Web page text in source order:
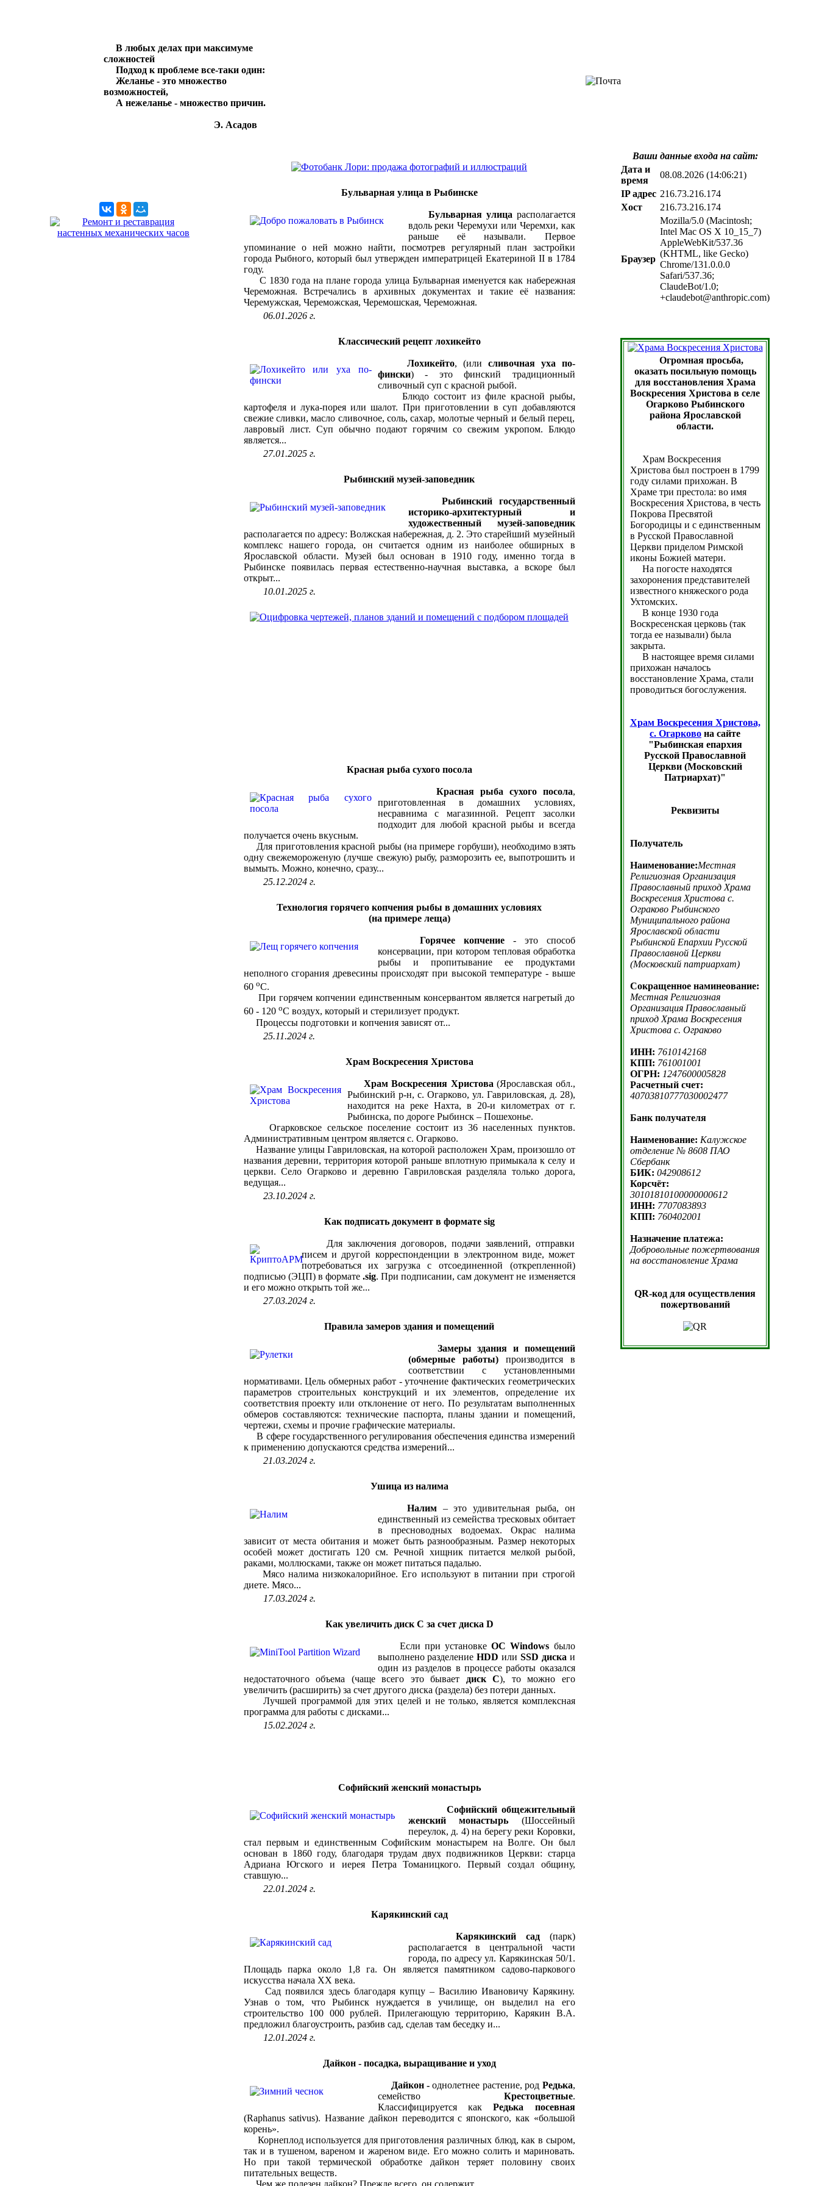
В любых делах при максимуме
сложностей
Подход к проблеме все-таки один:
Желанье - это множество
возможностей,
А нежеланье - множество причин.
Э. Асадов
Бульварная улица в Рыбинске
Бульварная улица располагается
вдоль реки Черемухи или Черемхи, как
раньше её называли. Первое
упоминание о ней можно найти, посмотрев регулярный план застройки
города Рыбного, который был утвержден императрицей Екатериной II в 1784
году.
С 1830 года на плане города улица Бульварная именуется как набережная
Череможная. Встречались в архивных документах и такие её названия:
Черемужская, Череможская, Черемошская, Череможная.
06.01.2026 г.
Классический рецепт лохикейто
Лохикейто, (или сливочная уха по-
фински) - это финский традиционный
сливочный суп с красной рыбой.
Блюдо состоит из филе красной рыбы,
картофеля и лука-порея или шалот. При приготовлении в суп добавляются
свежие сливки, масло сливочное, соль, сахар, молотые черный и белый перец,
лавровый лист. Суп обычно подают горячим со свежим укропом. Блюдо
является...
27.01.2025 г.
Рыбинский музей-заповедник
Рыбинский государственный
историко-архитектурный и
художественный музей-заповедник
располагается по адресу: Волжская набережная, д. 2. Это старейший музейный
комплекс нашего города, он считается одним из наиболее обширных в
Ярославской области. Музей был основан в 1910 году, именно тогда в
Рыбинске появилась первая естественно-научная выставка, а вскоре был
открыт...
10.01.2025 г.
Красная рыба сухого посола
Красная рыба сухого посола,
приготовленная в домашних условиях,
несравнима с магазинной. Рецепт засолки
подходит для любой красной рыбы и всегда
получается очень вкусным.
Для приготовления красной рыбы (на примере горбуши), необходимо взять
одну свежемороженую (лучше свежую) рыбу, разморозить ее, выпотрошить и
вымыть. Можно, конечно, сразу...
25.12.2024 г.
Технология горячего копчения рыбы в домашних условиях
(на примере леща)
Горячее копчение- это способ
консервации, при котором тепловая обработка
рыбы и пропитывание ее продуктами
неполного сгорания древесины происходят при высокой температуре - выше
60 оС.
При горячем копчении единственным консервантом является нагретый до
60 - 120 оС воздух, который и стерилизует продукт.
Процессы подготовки и копчения зависят от...
25.11.2024 г.
Храм Воскресения Христова
Храм Воскресения Христова (Ярославская обл.,
Рыбинский р-н, с. Огарково, ул. Гавриловская, д. 28),
находится на реке Нахта, в 20-и километрах от г.
Рыбинска, по дороге Рыбинск – Пошехонье.
Огарковское сельское поселение состоит из 36 населенных пунктов.
Административным центром является с. Огарково.
Название улицы Гавриловская, на которой расположен Храм, произошло от
названия деревни, территория которой раньше вплотную примыкала к селу и
церкви. Село Огарково и деревню Гавриловская разделяла только дорога,
ведущая...
23.10.2024 г.
Как подписать документ в формате sig
Для заключения договоров, подачи заявлений, отправки
писем и другой корреспонденции в электронном виде, может
потребоваться их загрузка с отсоединенной (открепленной)
подписью (ЭЦП) в формате .sig. При подписании, сам документ не изменяется
и его можно открыть той же...
27.03.2024 г.
Правила замеров здания и помещений
Замеры здания и помещений
(обмерные работы)производится в
соответствии с установленными
нормативами. Цель обмерных работ - уточнение фактических геометрических
параметров строительных конструкций и их элементов, определение их
соответствия проекту или отклонение от него. По результатам выполненных
обмеров составляются: технические паспорта, планы здании и помещений,
чертежи, схемы и прочие графические материалы.
В сфере государственного регулирования обеспечения единства измерений
к применению допускаются средства измерений...
21.03.2024 г.
Ушица из налима
Налим – это удивительная рыба, он
единственный из семейства тресковых обитает
в пресноводных водоемах. Окрас налима
зависит от места обитания и может быть разнообразным. Размер некоторых
особей может достигать 120 см. Речной хищник питается мелкой рыбой,
раками, моллюсками, также он может питаться падалью.
Мясо налима низкокалорийное. Его используют в питании при строгой
диете. Мясо...
17.03.2024 г.
Как увеличить диск C за счет диска D
Если при установкеОС Windows было
выполнено разделениеHDD или SSD диска и
один из разделов в процессе работы оказался
недостаточного объема (чаще всего это бывает диск C), то можно его
увеличить (расширить) за счет другого диска (раздела) без потери данных.
Лучшей программой для этих целей и не только, является комплексная
программа для работы с дисками...
15.02.2024 г.
Софийский женский монастырь
Софийский общежительный
женский монастырь (Шоссейный
переулок, д. 4) на берегу реки Коровки,
стал первым и единственным Софийским монастырем на Волге. Он был
основан в 1860 году, благодаря трудам двух подвижников Церкви: старца
Адриана Югского и иерея Петра Томаницкого. Первый создал общину,
ставшую...
22.01.2024 г.
Карякинский сад
Карякинский сад(парк)
располагается в центральной части
города, по адресу ул. Карякинская 50/1.
Площадь парка около 1,8 га. Он является памятником садово-паркового
искусства начала XX века.
Сад появился здесь благодаря купцу – Василию Ивановичу Карякину.
Узнав о том, что Рыбинск нуждается в училище, он выделил на его
строительство 100 000 рублей. Прилегающую территорию, Карякин В.А.
предложил благоустроить, разбив сад, сделав там беседку и...
12.01.2024 г.
Дайкон - посадка, выращивание и уход
Дайкон -однолетнее растение, род Редька,
семейство Крестоцветные.
Классифицируется какРедька посевная
(Raphanus sativus). Название дайкон переводится с японского, как «большой
корень».
Корнеплод используется для приготовления различных блюд, как в сыром,
так и в тушеном, вареном и жареном виде. Его можно солить и мариновать.
Но при такой термической обработке дайкон теряет половину своих
питательных веществ.
Чем же полезен дайкон? Прежде всего, он содержит...
Ваши данные входа на сайт:
Дата и
время
08.08.2026 (14:06:21)
IP адрес 216.73.216.174
Хост
216.73.216.174
Браузер
Mozilla/5.0 (Macintosh;
Intel Mac OS X 10_15_7)
AppleWebKit/537.36
(KHTML, like Gecko)
Chrome/131.0.0.0
Safari/537.36;
ClaudeBot/1.0;
+claudebot@anthropic.com)
Огромная просьба,
оказать посильную помощь
для восстановления Храма
Воскресения Христова в селе
Огарково Рыбинского
района Ярославской
области.
Храм Воскресения
Христова был построен в 1799
году силами прихожан. В
Храме три престола: во имя
Воскресения Христова, в честь
Покрова Пресвятой
Богородицы и с единственным
в Русской Православной
Церкви приделом Римской
иконы Божией матери.
На погосте находятся
захоронения представителей
известного княжеского рода
Ухтомских.
В конце 1930 года
Воскресенская церковь (так
тогда ее называли) была
закрыта.
В настоящее время силами
прихожан началось
восстановление Храма, стали
проводиться богослужения.
Храм Воскресения Христова,
с. Огарково на сайте
"Рыбинская епархия
Русской Православной
Церкви (Московский
Патриархат)"
Реквизиты
Получатель
Наименование:Местная
Религиозная Организация
Православный приход Храма
Воскресения Христова с.
Ограково Рыбинского
Муниципального района
Ярославской области
Рыбинской Епархии Русской
Православной Церкви
(Московский патриархат)
Сокращенное наминеование:
Местная Религиозная
Организация Православный
приход Храма Воскресения
Христова с. Ограково
ИНН: 7610142168
КПП: 761001001
ОГРН: 1247600005828
Расчетный счет:
40703810777030002477
Банк получателя
Наименование: Калужское
отделение № 8608 ПАО
Сбербанк
БИК: 042908612
Корсчёт:
30101810100000000612
ИНН: 7707083893
КПП: 760402001
Назначение платежа:
Добровольные пожертвования
на восстановление Храма
QR-код для осуществления
пожертвований